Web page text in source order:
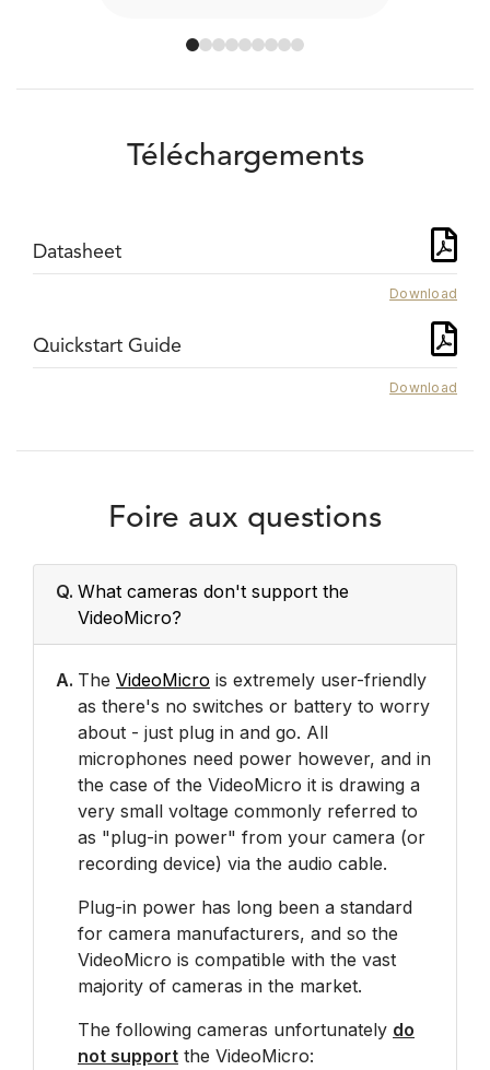
Téléchargements
Datasheet
Download
Quickstart Guide
Download
Foire aux questions
Q. What cameras don't support the
VideoMicro?
A. The VideoMicro is extremely user-friendly
as there's no switches or battery to worry
about - just plug in and go. All
microphones need power however, and in
the case of the VideoMicro it is drawing a
very small voltage commonly referred to
as "plug-in power" from your camera (or
recording device) via the audio cable.
Plug-in power has long been a standard
for camera manufacturers, and so the
VideoMicro is compatible with the vast
majority of cameras in the market.
The following cameras unfortunately do
not support the VideoMicro: